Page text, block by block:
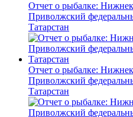
Отчет о рыбалке:
Приволжский
Татарстан
Отчет о рыбалке:
Приволжский
Татарстан